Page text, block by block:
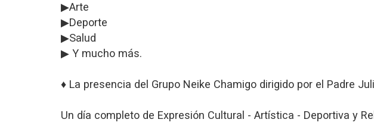
▶Arte
▶Deporte
▶Salud
▶ Y mucho más.
♦ La presencia del Grupo Neike Chamigo dirigido por el Padre
Un día completo de Expresión Cultural - Artística - Deportiva y